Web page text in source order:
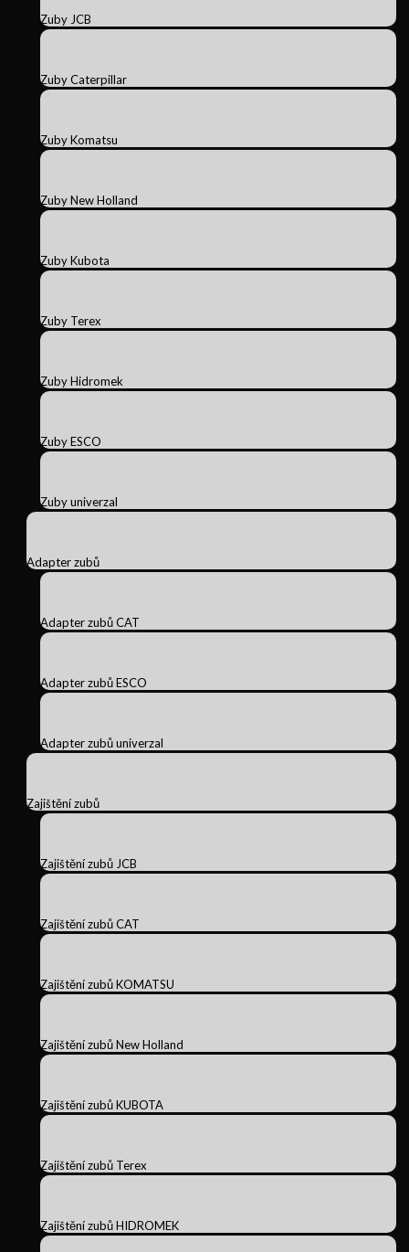
Zuby JCB
Zuby Caterpillar
Zuby Komatsu
Zuby New Holland
Zuby Kubota
Zuby Terex
Zuby Hidromek
Zuby ESCO
Zuby univerzal
Adapter zubů
Adapter zubů CAT
Adapter zubů ESCO
Adapter zubů univerzal
Zajištění zubů
Zajištění zubů JCB
Zajištění zubů CAT
Zajištění zubů KOMATSU
Zajištění zubů New Holland
Zajištění zubů KUBOTA
Zajištění zubů Terex
Zajištění zubů HIDROMEK